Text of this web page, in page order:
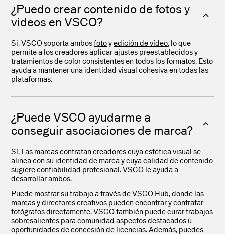
¿Puedo crear contenido de fotos y
videos en VSCO?
Si. VSCO soporta ambosfotoyedición de vídeo, lo que
permite a los creadores aplicar ajustes preestablecidos y
tratamientos de color consistentes en todos los formatos. Esto
ayuda a mantener una identidad visual cohesiva en todas las
plataformas.
¿Puede VSCO ayudarme a
conseguir asociaciones de marca?
Sí. Las marcas contratan creadores cuya estética visual se
alinea con su identidad de marca y cuya calidad de contenido
sugiere confiabilidad profesional. VSCO le ayuda a
desarrollar ambos.
Puede mostrar su trabajo a través deVSCO Hub, donde las
marcas y directores creativos pueden encontrar y contratar
fotógrafos directamente. VSCO también puede curar trabajos
sobresalientes paracomunidad aspectos destacados u
oportunidades de concesión de licencias. Además, puedes